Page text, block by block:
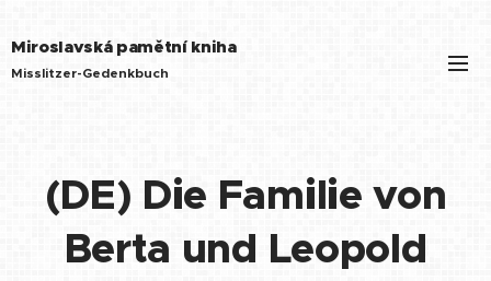
Miroslavská pamětní kniha
Misslitzer-Gedenkbuch
(DE) Die Familie von
Berta und Leopold